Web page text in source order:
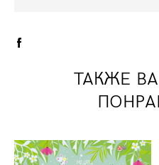
ТАКЖЕ